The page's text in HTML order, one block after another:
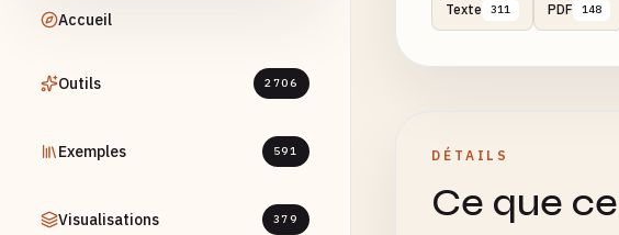
Accueil
Outils 2706
Exemples 591
Visualisations 379
Texte 311 PDF 148
DÉTAILS
Ce que